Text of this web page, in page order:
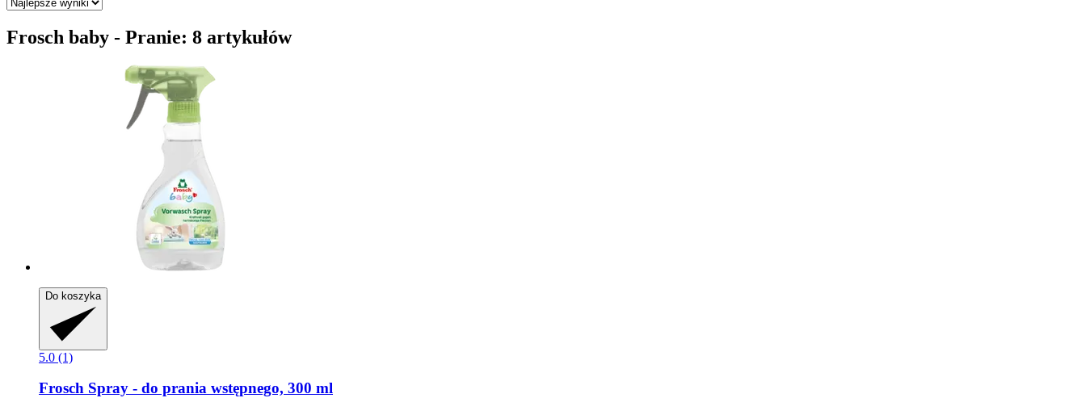
Frosch baby - Pranie: 8 artykułów
Do koszyka
5.0 (1)
Frosch Spray -​ do prania wstępnego, 300 ml